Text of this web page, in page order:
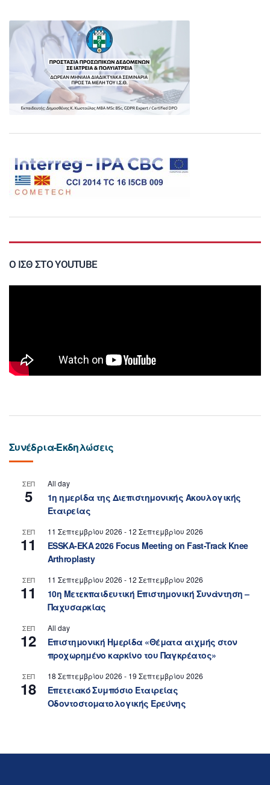
Ο ΙΣΘ ΣΤΟ YOUTUBE
Συνέδρια-Εκδηλώσεις
ΣΕΠ
5
All day
1η ημερίδα της Διεπιστημονικής Ακουλογικής
Εταιρείας
ΣΕΠ
11
11 Σεπτεμβρίου 2026 - 12 Σεπτεμβρίου 2026
ESSKA-EKA 2026 Focus Meeting on Fast-Track Knee
Arthroplasty
ΣΕΠ
11
11 Σεπτεμβρίου 2026 - 12 Σεπτεμβρίου 2026
10η Μετεκπαιδευτική Επιστημονική Συνάντηση –
Παχυσαρκίας
ΣΕΠ
12
All day
Επιστημονική Ημερίδα «Θέματα αιχμής στον
προχωρημένο καρκίνο του Παγκρέατος»
ΣΕΠ
18
18 Σεπτεμβρίου 2026 - 19 Σεπτεμβρίου 2026
Επετειακό Συμπόσιο Εταιρείας
Οδοντοστοματολογικής Ερεύνης